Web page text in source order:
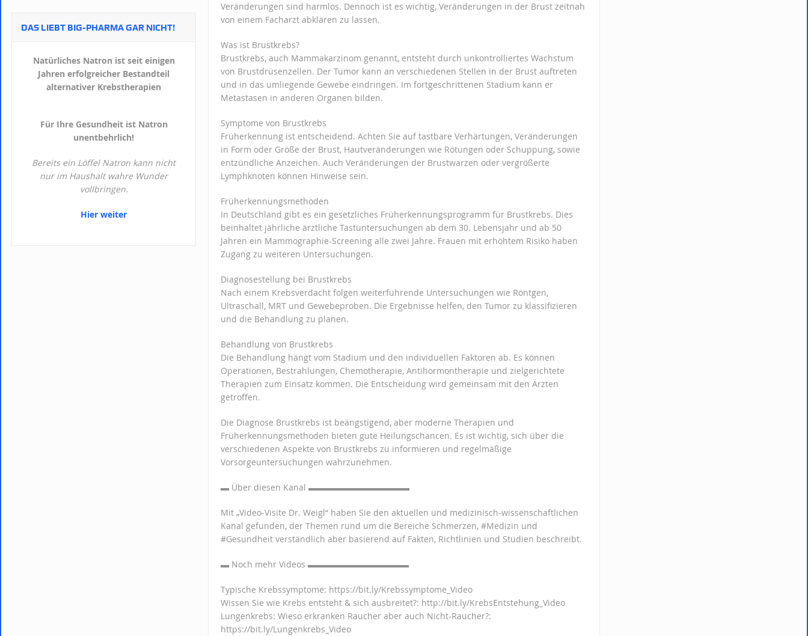
Veränderungen sind harmlos. Dennoch ist es wichtig, Veränderungen in der Brust zeitnah
von einem Facharzt abklären zu lassen.
Was ist Brustkrebs?
Brustkrebs, auch Mammakarzinom genannt, entsteht durch unkontrolliertes Wachstum
von Brustdrüsenzellen. Der Tumor kann an verschiedenen Stellen in der Brust auftreten
und in das umliegende Gewebe eindringen. Im fortgeschrittenen Stadium kann er
Metastasen in anderen Organen bilden.
Symptome von Brustkrebs
Früherkennung ist entscheidend. Achten Sie auf tastbare Verhärtungen, Veränderungen
in Form oder Größe der Brust, Hautveränderungen wie Rötungen oder Schuppung, sowie
entzündliche Anzeichen. Auch Veränderungen der Brustwarzen oder vergrößerte
Lymphknoten können Hinweise sein.
Früherkennungsmethoden
In Deutschland gibt es ein gesetzliches Früherkennungsprogramm für Brustkrebs. Dies
beinhaltet jährliche ärztliche Tastuntersuchungen ab dem 30. Lebensjahr und ab 50
Jahren ein Mammographie-Screening alle zwei Jahre. Frauen mit erhöhtem Risiko haben
Zugang zu weiteren Untersuchungen.
Diagnosestellung bei Brustkrebs
Nach einem Krebsverdacht folgen weiterführende Untersuchungen wie Röntgen,
Ultraschall, MRT und Gewebeproben. Die Ergebnisse helfen, den Tumor zu klassifizieren
und die Behandlung zu planen.
Behandlung von Brustkrebs
Die Behandlung hängt vom Stadium und den individuellen Faktoren ab. Es können
Operationen, Bestrahlungen, Chemotherapie, Antihormontherapie und zielgerichtete
Therapien zum Einsatz kommen. Die Entscheidung wird gemeinsam mit den Ärzten
getroffen.
Die Diagnose Brustkrebs ist beängstigend, aber moderne Therapien und
Früherkennungsmethoden bieten gute Heilungschancen. Es ist wichtig, sich über die
verschiedenen Aspekte von Brustkrebs zu informieren und regelmäßige
Vorsorgeuntersuchungen wahrzunehmen.
▬ Über diesen Kanal ▬▬▬▬▬▬▬▬▬▬▬▬
Mit „Video-Visite Dr. Weigl“ haben Sie den aktuellen und medizinisch-wissenschaftlichen
Kanal gefunden, der Themen rund um die Bereiche Schmerzen, #Medizin und
#Gesundheit verständlich aber basierend auf Fakten, Richtlinien und Studien beschreibt.
▬ Noch mehr Videos ▬▬▬▬▬▬▬▬▬▬▬▬
Typische Krebssymptome: https://bit.ly/Krebssymptome_Video
Wissen Sie wie Krebs entsteht & sich ausbreitet?: http://bit.ly/KrebsEntstehung_Video
Lungenkrebs: Wieso erkranken Raucher aber auch Nicht-Raucher?:
https://bit.ly/Lungenkrebs_Video
DAS LIEBT BIG-PHARMA GAR NICHT!
Natürliches Natron ist seit einigen
Jahren erfolgreicher Bestandteil
alternativer Krebstherapien
Für Ihre Gesundheit ist Natron
unentbehrlich!
Bereits ein Löffel Natron kann nicht
nur im Haushalt wahre Wunder
vollbringen.
Hier weiter